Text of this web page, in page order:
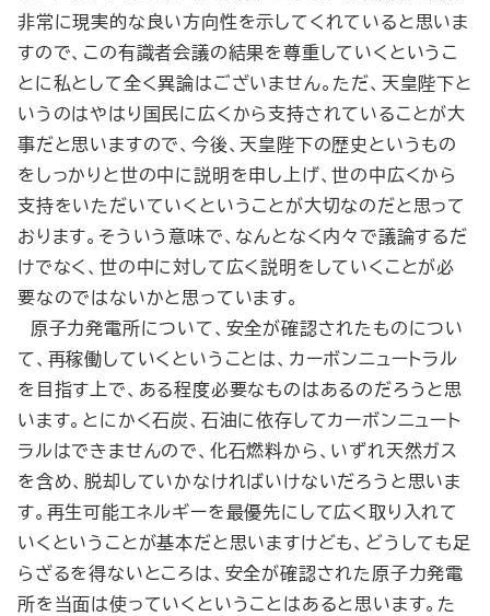
非常に現実的な良い方向性を示してくれていると思いま
すので、この有識者会議の結果を尊重していくというこ
とに私として全く異論はございません。ただ、天皇陛下と
いうのはやはり国民に広くから支持されていることが大
事だと思いますので、今後、天皇陛下の歴史というもの
をしっかりと世の中に説明を申し上げ、世の中広くから
支持をいただいていくということが大切なのだと思って
おります。そういう意味で、なんとなく内々で議論するだ
けでなく、世の中に対して広く説明をしていくことが必
要なのではないかと思っています。
原子力発電所について、安全が確認されたものについ
て、再稼働していくということは、カーボンニュートラル
を目指す上で、ある程度必要なものはあるのだろうと思
います。とにかく石炭、石油に依存してカーボンニュート
ラルはできませんので、化石燃料から、いずれ天然ガス
を含め、脱却していかなければいけないだろうと思いま
す。再生可能エネルギーを最優先にして広く取り入れて
いくということが基本だと思いますけども、どうしても足
らざるを得ないところは、安全が確認された原子力発電
所を当面は使っていくということはあると思います。た